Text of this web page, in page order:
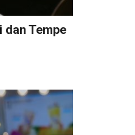
dan Tempe